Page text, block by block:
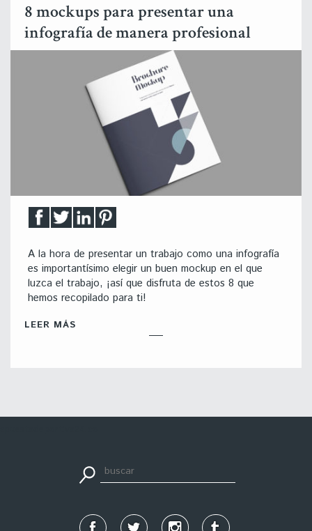
8 mockups para presentar una
infografía de manera profesional
A la hora de presentar un trabajo como una infografía
es importantísimo elegir un buen mockup en el que
luzca el trabajo, ¡así que disfruta de estos 8 que
hemos recopilado para ti!
LEER MÁS